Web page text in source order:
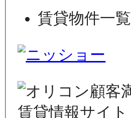
賃貸物件一覧